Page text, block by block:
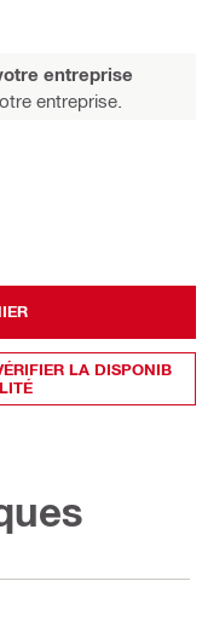
entreprise
entreprise.
LA DISPONIB